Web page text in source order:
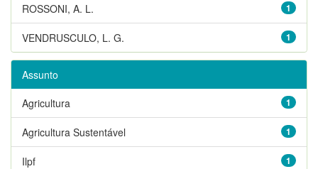
1
ROSSONI, A. L.
1
VENDRUSCULO, L. G.
Assunto
1
Agricultura
1
Agricultura Sustentável
1
Ilpf